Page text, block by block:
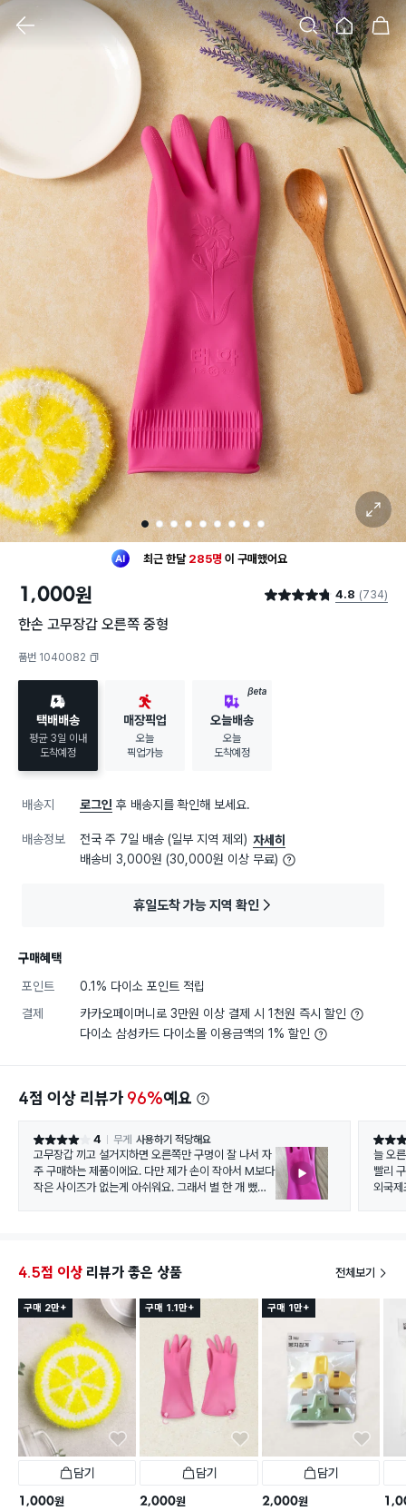
검색 홈 장바구니
클릭 시 이미지 확대 보기 팝업 열림
1 2 3 4 5 6 7 8 9
확대 보기
최근 한달 285명 이 구매했어요
구매했어요
1,000원 별점 4.8점 4.8 (734)
한손 고무장갑 오른쪽 중형
품번 1040082
택배배송
평균 3일 이내
도착예정
매장픽업
오늘
픽업가능
BETA
오늘배송
오늘
도착예정
배송지 로그인 후 배송지를 확인해 보세요.
배송정보 전국 주 7일 배송 (일부 지역 제외) 자세히
배송비 3,000원 (30,000원 이상 무료)
휴일도착 가능 지역 확인
구매혜택
포인트
0.1% 다이소 포인트 적립
결제
카카오페이머니로 3만원 이상 결제 시 1천원 즉시 할인
다이소 삼성카드 다이소몰 이용금액의 1% 할인
4점 이상 리뷰가 96%예요
별점 4점 4 무게 사용하기 적당해요
고무장갑 끼고 설거지하면 오른쪽만 구멍이 잘 나서 자
주 구매하는 제품이에요. 다만 제가 손이 작아서 M보다
작은 사이즈가 없는게 아쉬워요. 그래서 별 한 개 뺐습
별점 5
늘 오
빨리
외국
4.5점 이상 리뷰가 좋은 상품 전체보기
구매 2만+
담기
1,000원
구매 1.1만+
담기
2,000원
구매 1만+
담기
2,000원